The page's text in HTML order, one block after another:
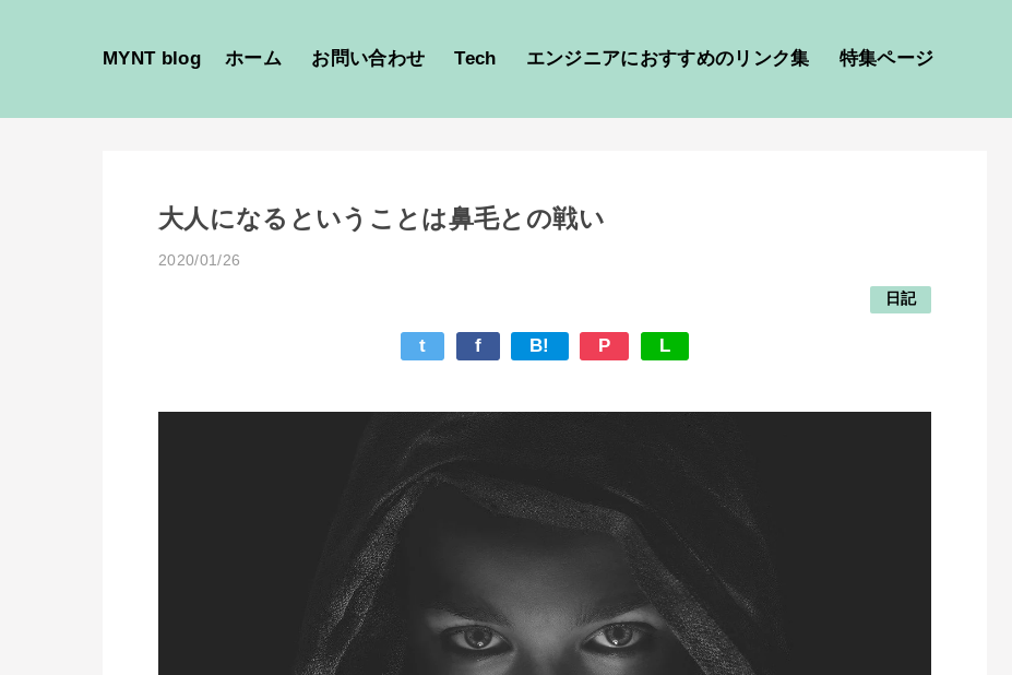
MYNT blog ホーム お問い合わせ Tech エンジニアにおすすめのリンク集 特集ページ
大人になるということは鼻毛との戦い
2020/01/26
日記
t f B! P L